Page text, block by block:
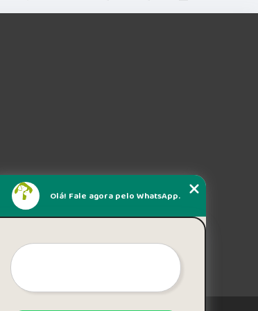
Olá! Fale agora pelo WhatsApp.